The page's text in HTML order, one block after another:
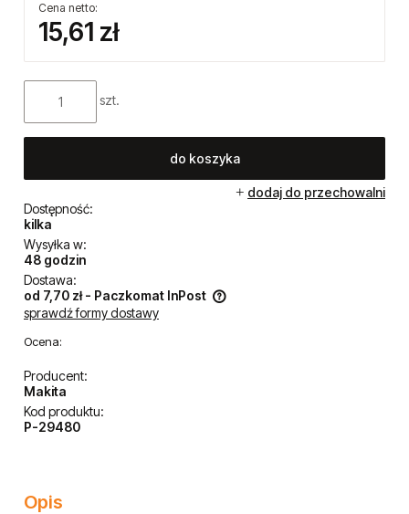
Cena netto:
15,61 zł
szt.
do koszyka
dodaj do przechowalni
Dostępność:
kilka
Wysyłka w:
48 godzin
Dostawa:
od 7,70 zł - Paczkomat InPost
Cena nie zawiera ewentualnych kosztów płatności
sprawdź formy dostawy
Ocena:
Producent:
Makita
Kod produktu:
P-29480
Opis